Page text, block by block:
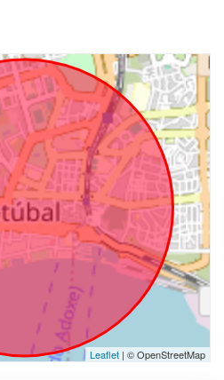
Leaflet | © OpenStreetMap